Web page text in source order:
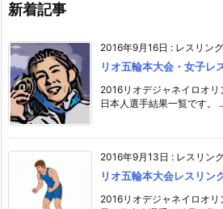
新着記事
2016年9月16日 : レスリング
リオ五輪本大会・女子レ
2016リオデジャネイロオ
日本人選手結果一覧です。
2016年9月13日 : レスリン
リオ五輪本大会レスリン
2016リオデジャネイロオ